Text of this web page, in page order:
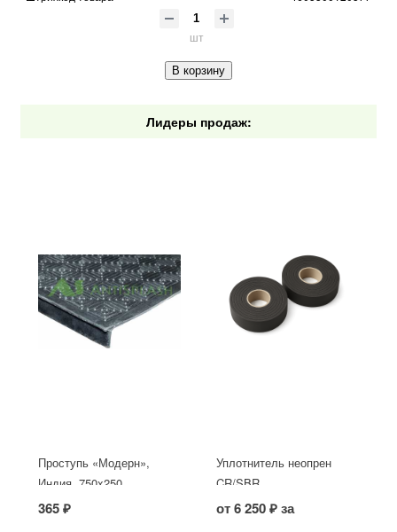
шт
В корзину
Лидеры продаж:
Проступь «Модерн»,
Индия, 750x250
365 ₽
Уплотнитель неопрен
CR/SBR
от 6 250 ₽ за